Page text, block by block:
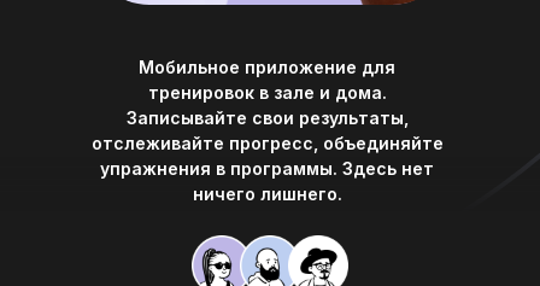
Мобильное приложение для
тренировок в зале и дома.
Записывайте свои результаты,
отслеживайте прогресс, объединяйте
упражнения в программы. Здесь нет
ничего лишнего.